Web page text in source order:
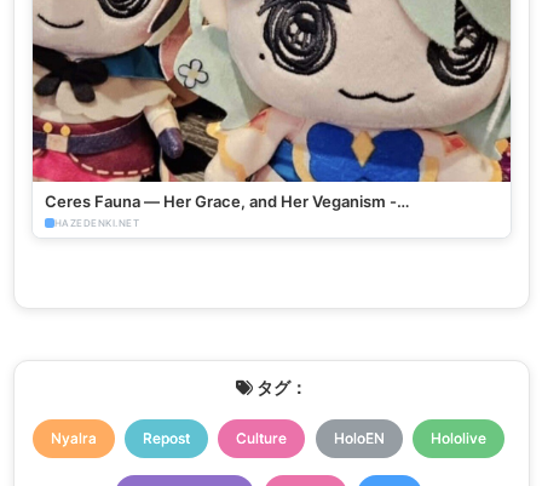
Ceres Fauna — Her Grace, and Her Veganism -
HazeDenki.net
HAZEDENKI.NET
タグ：
Nyalra Repost Culture HoloEN Hololive